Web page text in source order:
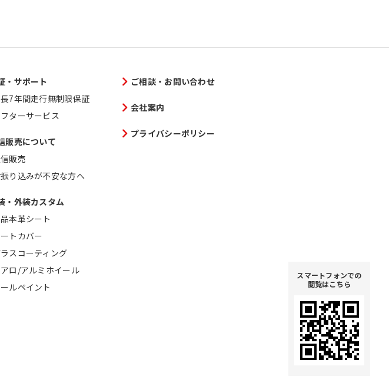
・サポート
7年間走行無制限保証
ターサービス
販売について
販売
り込みが不安な方へ
・外装カスタム
本革シート
トカバー
スコーティング
ロ/アルミホイール
ルペイント
ご相談・お問い合わせ
会社案内
プライバシーポリシー
スマートフォンでの
閲覧はこちら